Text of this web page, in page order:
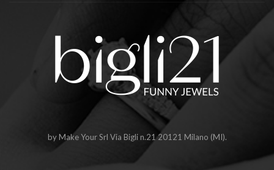
by Make Your Srl Via Bigli n.21 20121 Milano (MI).